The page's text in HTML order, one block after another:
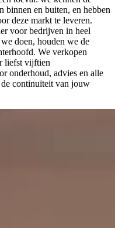
binnen en buiten, en hebben
deze markt te leveren.
voor bedrijven in heel
doen, houden we de
We verkopen
liefst vijftien
onderhoud, advies en alle
continuïteit van jouw